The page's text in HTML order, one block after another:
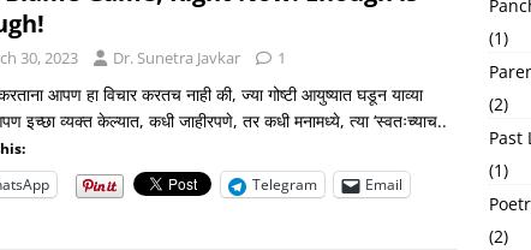
30, 2023 Dr. Sunetra Javkar 1
आपण हा विचार करतच नाही की, ज्या गोष्टी आयुष्यात घडून याव्या
इच्छा व्यक्त केल्यात, कधी जाहीरपणे, तर कधी मनामध्ये, त्या ‘स्वतःच्याच..
Telegram Email
(1)
(2)
Past
(1)
(2)